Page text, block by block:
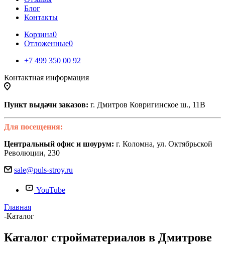
Блог
Контакты
Корзина0
Отложенные0
+7 499 350 00 92
Контактная информация
Пункт выдачи заказов: г. Дмитров Ковригинское ш., 11В
Для посещения:
Центральный офис и шоурум: г. Коломна, ул. Октябрьской
Революции, 230
sale@puls-stroy.ru
YouTube
Главная
-Каталог
Каталог стройматериалов в Дмитрове